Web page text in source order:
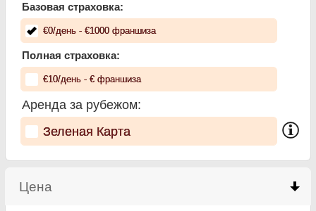
Базовая страховка:
€0/день - €1000франшиза
Полная страховка:
€10/день - €франшиза
Аренда за рубежом:
Зеленая Карта
Цена